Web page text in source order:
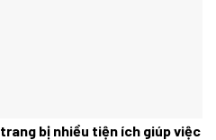
trang bị nhiều tiện ích giúp việc